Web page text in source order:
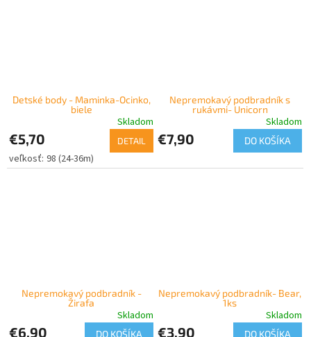
Detské body - Maminka-Ocinko,
biele
Skladom
€5,70 DETAIL
98 (24-36m)
Nepremokavý podbradník s
rukávmi- Unicorn
Skladom
€7,90 DO KOŠÍKA
Nepremokavý podbradník -
Žirafa
Skladom
€6,90 DO KOŠÍKA
Nepremokavý podbradník- Bear,
1ks
Skladom
€3,90 DO KOŠÍKA